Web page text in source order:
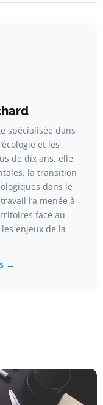
spécialisée dans
et les
de dix ans, elle
la transition
dans le
l’a menée à
face au
enjeux de la
→